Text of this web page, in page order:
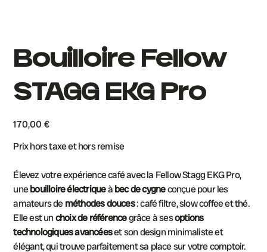
Bouilloire Fellow
STAGG EKG Pro
Prix
170,00 €
Prix hors taxe et hors remise
Élevez votre expérience café avec la Fellow Stagg EKG Pro,
unebouilloire électriqueàbec de cygneconçue pour les
amateurs deméthodes douces: café filtre, slow coffee et thé.
Elle est unchoix de référencegrâce à sesoptions
technologiques avancéeset son design minimaliste et
élégant, qui trouve parfaitement sa place sur votre comptoir.